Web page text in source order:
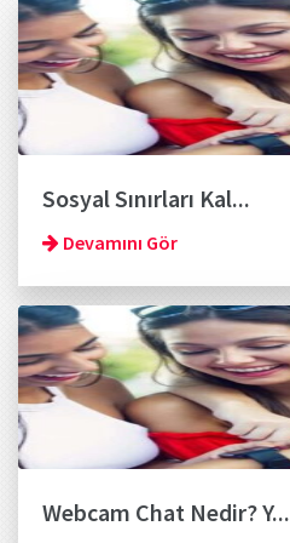
Sosyal Sınırları Kal...
Devamını Gör
Webcam Chat Nedir? Y...